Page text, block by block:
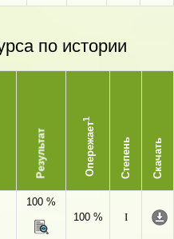
по истории
Результат Опережает
1
Степень Скачать
100 %
100 %
I